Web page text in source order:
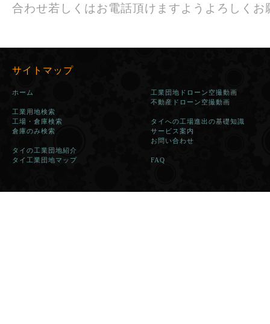
合わせ若しくはお電話頂けますようよろしくお
サイトマップ
ホーム
工業用地検索
工場・倉庫検索
倉庫のみ検索
タイの工業団地紹介
タイ工業団地マップ
工業団地ドローン空撮動画
不動産ドローン空撮動画
タイへの工場進出の基礎知識
サービス案内
お問い合わせ
FAQ